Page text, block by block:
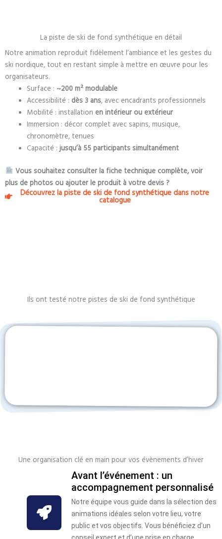
La piste de ski de fond synthétique en détail
Notre animation reproduit fidèlement l’ambiance et les gestes du
ski nordique, tout en restant simple à mettre en œuvre pour les
organisateurs.
Surface : ~200 m² modulable
Accessibilité : dès 3 ans, avec encadrants professionnels
Mobilité : installation en intérieur ou extérieur
Immersion : décor complet avec sapins, musique,
chronomètre, tenues
Capacité :jusqu’à 55 participants simultanément
Vous souhaitez consulter la fiche technique complète, voir
plus de photos ou ajouter le produit à votre devis ?
Découvrez la piste de ski de fond synthétique dans notre
catalogue
Ils ont testé notre pistes de ski de fond synthétique
Une organisation clé en main pour vos évènements d’hiver
Avant l’événement : un
accompagnement personnalisé
Notre équipe vous guide dans la sélection des
animations idéales selon votre lieu, votre
public et vos objectifs. Vous bénéficiez d’un